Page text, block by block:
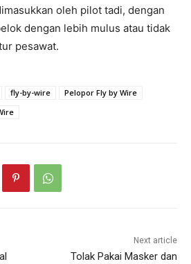
oleh pilot tadi, dengan
dengan lebih mulus atau tidak
pesawat.
fly-by-wire
Pelopor Fly by Wire
Next article
Tolak Pakai Masker dan